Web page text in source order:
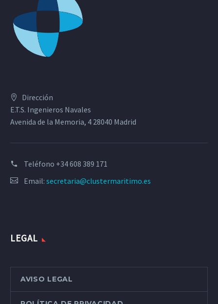
Dirección
E.T.S. Ingenieros Navales
Avenida de la Memoria, 4 28040 Madrid
Teléfono +34 608 389 171
Email: secretaria@clustermaritimo.es
LEGAL
AVISO LEGAL